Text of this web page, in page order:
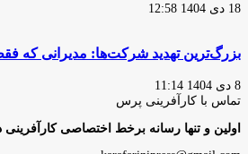
18 دی 1404 12:58
بزرگ‌ترین تهدید شرکت‌ها: مدیرانی که
8 دی 1404 11:14
تماس با کارآفرینی پرس
اولین و تنها رسانه برخط اختصاصی کارآفرینی